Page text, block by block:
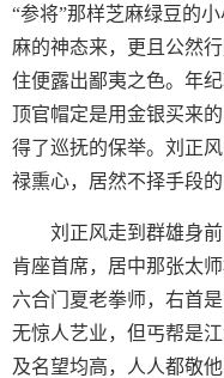
“参将”那样芝麻绿豆的
麻的神态来，更且公然
住便露出鄙夷之色。年
顶官帽定是用金银买来
得了巡抚的保举。刘正
禄熏心，居然不择手段
刘正风走到群雄身
肯座首席，居中那张太
六合门夏老拳师，右首
无惊人艺业，但丐帮是
及名望均高，人人都敬他